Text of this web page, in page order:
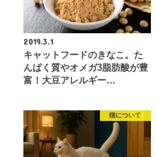
2019.3.1
キャットフードのきなこ。た
んぱく質やオメガ3脂肪酸が豊
富！大豆アレルギー…
猫について